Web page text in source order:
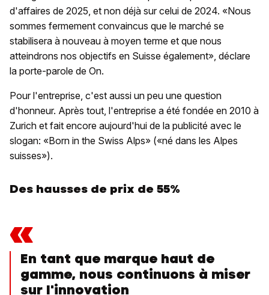
d'affaires de 2025, et non déjà sur celui de 2024. «Nous
sommes fermement convaincus que le marché se
stabilisera à nouveau à moyen terme et que nous
atteindrons nos objectifs en Suisse également», déclare
la porte-parole de On.
Pour l'entreprise, c'est aussi un peu une question
d'honneur. Après tout, l'entreprise a été fondée en 2010 à
Zurich et fait encore aujourd'hui de la publicité avec le
slogan: «Born in the Swiss Alps» («né dans les Alpes
suisses»).
Des hausses de prix de 55%
«
En tant que marque haut de
gamme, nous continuons à miser
sur l'innovation